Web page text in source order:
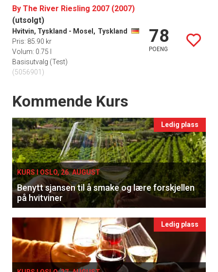
By The River Riesling 2007 (2007)
(utsolgt)
Hvitvin, Tyskland - Mosel, Tyskland
Pris: 85.90 kr
Volum: 0.75 l
Basisutvalg (Test)
(5056901)
78
POENG
Events
Kommende Kurs
Ledig plass
KURS I OSLO, 26. AUGUST
Benytt sjansen til å smake og lære forskjellen
på hvitviner
Ledig plass